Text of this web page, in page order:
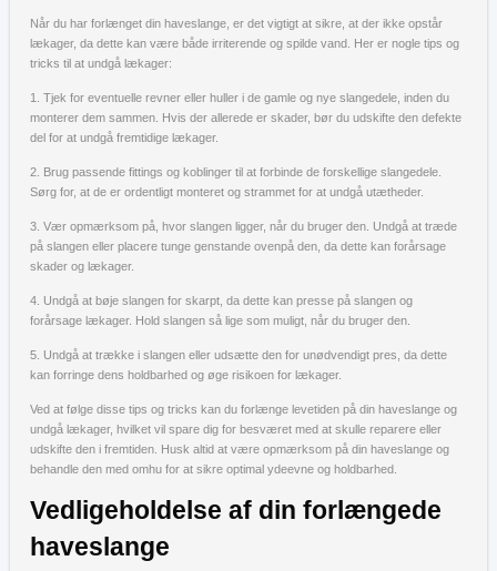
Når du har forlænget din haveslange, er det vigtigt at sikre, at der ikke opstår
lækager, da dette kan være både irriterende og spilde vand. Her er nogle tips og
tricks til at undgå lækager:
1. Tjek for eventuelle revner eller huller i de gamle og nye slangedele, inden du
monterer dem sammen. Hvis der allerede er skader, bør du udskifte den defekte
del for at undgå fremtidige lækager.
2. Brug passende fittings og koblinger til at forbinde de forskellige slangedele.
Sørg for, at de er ordentligt monteret og strammet for at undgå utætheder.
3. Vær opmærksom på, hvor slangen ligger, når du bruger den. Undgå at træde
på slangen eller placere tunge genstande ovenpå den, da dette kan forårsage
skader og lækager.
4. Undgå at bøje slangen for skarpt, da dette kan presse på slangen og
forårsage lækager. Hold slangen så lige som muligt, når du bruger den.
5. Undgå at trække i slangen eller udsætte den for unødvendigt pres, da dette
kan forringe dens holdbarhed og øge risikoen for lækager.
Ved at følge disse tips og tricks kan du forlænge levetiden på din haveslange og
undgå lækager, hvilket vil spare dig for besværet med at skulle reparere eller
udskifte den i fremtiden. Husk altid at være opmærksom på din haveslange og
behandle den med omhu for at sikre optimal ydeevne og holdbarhed.
Vedligeholdelse af din forlængede
haveslange